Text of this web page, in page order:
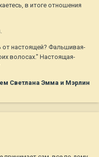
в итоге отношения
настоящей? Фальшивая-
волосах." Настоящая-
Светлана Эмма и Мэрлин